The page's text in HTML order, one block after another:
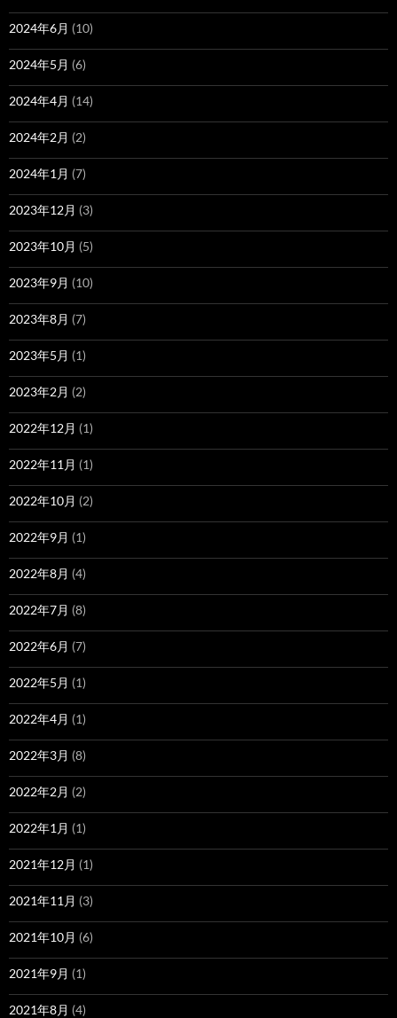
2024年6月 (10)
2024年5月 (6)
2024年4月 (14)
2024年2月 (2)
2024年1月 (7)
2023年12月 (3)
2023年10月 (5)
2023年9月 (10)
2023年8月 (7)
2023年5月 (1)
2023年2月 (2)
2022年12月 (1)
2022年11月 (1)
2022年10月 (2)
2022年9月 (1)
2022年8月 (4)
2022年7月 (8)
2022年6月 (7)
2022年5月 (1)
2022年4月 (1)
2022年3月 (8)
2022年2月 (2)
2022年1月 (1)
2021年12月 (1)
2021年11月 (3)
2021年10月 (6)
2021年9月 (1)
2021年8月 (4)